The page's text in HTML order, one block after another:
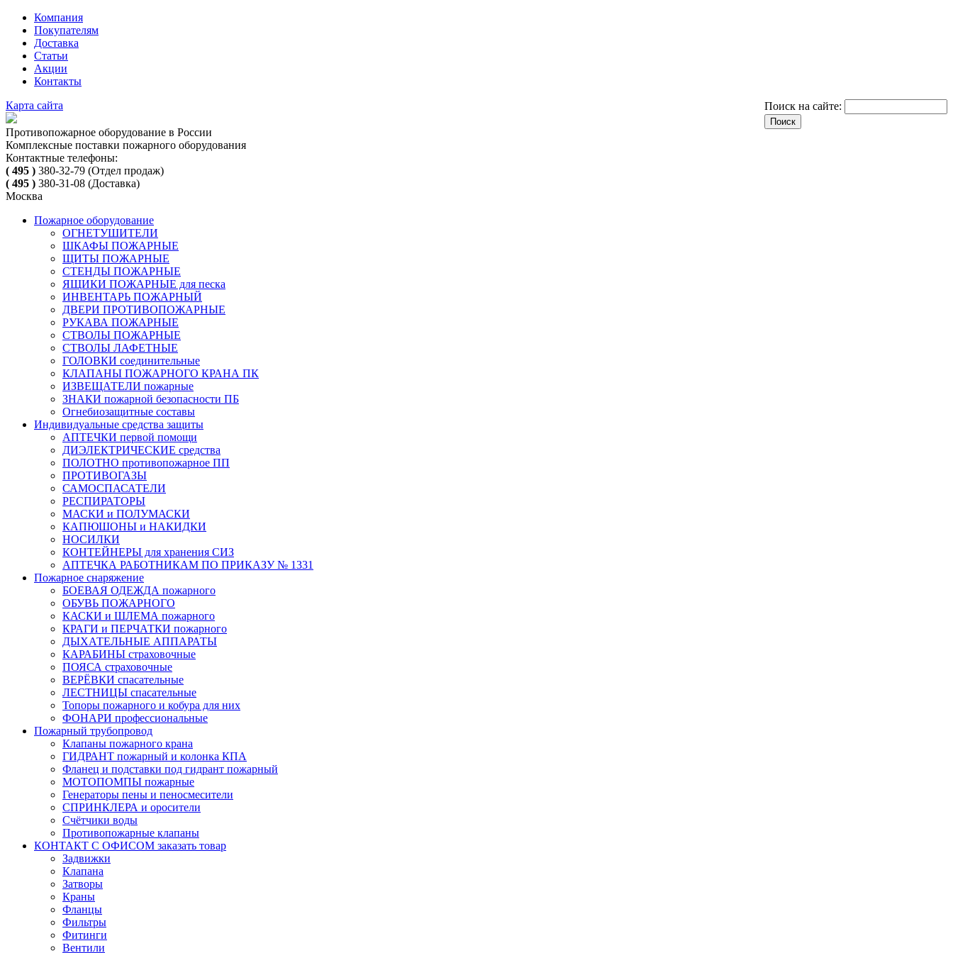
Компания
Покупателям
Доставка
Статьи
Акции
Контакты
Поиск на сайте:
Карта сайта
Противопожарное оборудование в России
Комплексные поставки пожарного оборудования
Контактные телефоны:
( 495 ) 380-32-79 (Отдел продаж)
( 495 ) 380-31-08 (Доставка)
Москва
Пожарное оборудование
ОГНЕТУШИТЕЛИ
ШКАФЫ ПОЖАРНЫЕ
ЩИТЫ ПОЖАРНЫЕ
СТЕНДЫ ПОЖАРНЫЕ
ЯЩИКИ ПОЖАРНЫЕ для песка
ИНВЕНТАРЬ ПОЖАРНЫЙ
ДВЕРИ ПРОТИВОПОЖАРНЫЕ
РУКАВА ПОЖАРНЫЕ
СТВОЛЫ ПОЖАРНЫЕ
СТВОЛЫ ЛАФЕТНЫЕ
ГОЛОВКИ соединительные
КЛАПАНЫ ПОЖАРНОГО КРАНА ПК
ИЗВЕЩАТЕЛИ пожарные
ЗНАКИ пожарной безопасности ПБ
Огнебиозащитные составы
Индивидуальные средства защиты
АПТЕЧКИ первой помощи
ДИЭЛЕКТРИЧЕСКИЕ средства
ПОЛОТНО противопожарное ПП
ПРОТИВОГАЗЫ
САМОСПАСАТЕЛИ
РЕСПИРАТОРЫ
МАСКИ и ПОЛУМАСКИ
КАПЮШОНЫ и НАКИДКИ
НОСИЛКИ
КОНТЕЙНЕРЫ для хранения СИЗ
АПТЕЧКА РАБОТНИКАМ ПО ПРИКАЗУ № 1331
Пожарное снаряжение
БОЕВАЯ ОДЕЖДА пожарного
ОБУВЬ ПОЖАРНОГО
КАСКИ и ШЛЕМА пожарного
КРАГИ и ПЕРЧАТКИ пожарного
ДЫХАТЕЛЬНЫЕ АППАРАТЫ
КАРАБИНЫ страховочные
ПОЯСА страховочные
ВЕРЁВКИ спасательные
ЛЕСТНИЦЫ спасательные
Топоры пожарного и кобура для них
ФОНАРИ профессиональные
Пожарный трубопровод
Клапаны пожарного крана
ГИДРАНТ пожарный и колонка КПА
Фланец и подставки под гидрант пожарный
МОТОПОМПЫ пожарные
Генераторы пены и пеносмесители
СПРИНКЛЕРА и оросители
Счётчики воды
Противопожарные клапаны
КОНТАКТ С ОФИСОМ заказать товар
Задвижки
Клапана
Затворы
Краны
Фланцы
Фильтры
Фитинги
Вентили